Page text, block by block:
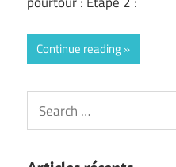
Continue reading
Search
for: